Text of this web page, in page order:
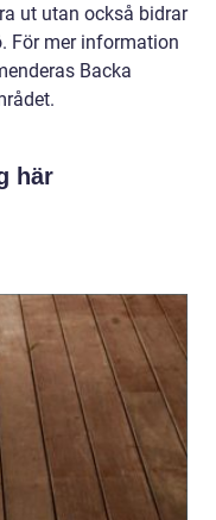
ut utan också bidrar
För mer information
Backa
här